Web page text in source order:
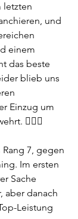
letzten
und
einem
das beste
blieb uns
Einzug um
🤷🏻‍♀️
7, gegen
Im ersten
Sache
aber danach
Leistung